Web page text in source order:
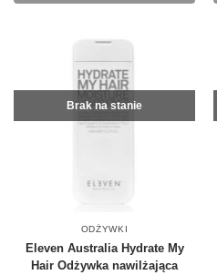
Brak na stanie
ODŻYWKI
Eleven Australia Hydrate My
Hair Odżywka nawilżająca